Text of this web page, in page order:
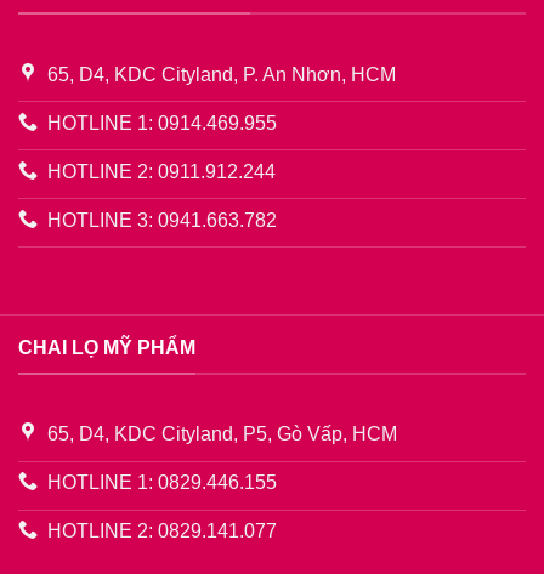
65, D4, KDC Cityland, P. An Nhơn, HCM
HOTLINE 1: 0914.469.955
HOTLINE 2: 0911.912.244
HOTLINE 3: 0941.663.782
CHAI LỌ MỸ PHẨM
65, D4, KDC Cityland, P5, Gò Vấp, HCM
HOTLINE 1: 0829.446.155
HOTLINE 2: 0829.141.077